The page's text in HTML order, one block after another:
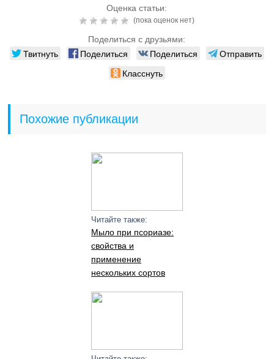
Оценка статьи:
(пока оценок нет)
Поделиться с друзьями:
Твитнуть Поделиться Поделиться
Отправить
Класснуть
Похожие публикации
Читайте также:
Мыло при псориазе:
свойства и
применение
нескольких сортов